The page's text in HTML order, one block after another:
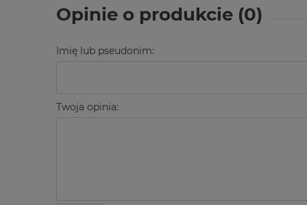
Opinie o produkcie (0)
Imię lub pseudonim:
Twoja opinia: